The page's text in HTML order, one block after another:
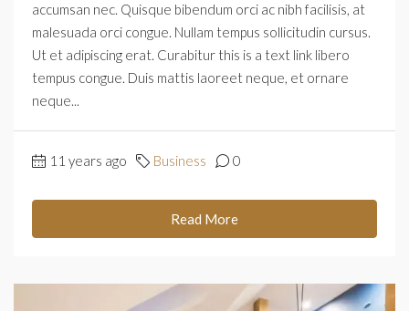
accumsan nec. Quisque bibendum orci ac nibh facilisis, at
malesuada orci congue. Nullam tempus sollicitudin cursus.
Ut et adipiscing erat. Curabitur this is a text link libero
tempus congue. Duis mattis laoreet neque, et ornare
neque...
11 years ago Business 0
Read More